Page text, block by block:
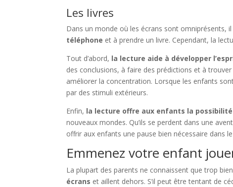
Les livres
Dans un monde où les écrans sont omniprésents,
téléphone et à prendre un livre. Cependant, la
Tout d’abord, la lecture aide à développer
des conclusions, à faire des prédictions et à
améliorer la concentration. Lorsque les enfants
par des stimuli extérieurs.
Enfin, la lecture offre aux enfants la possibilité
nouveaux mondes. Qu’ils se perdent dans une
offrir aux enfants une pause bien nécessaire dans
Emmenez votre enfant
La plupart des parents ne connaissent que trop bien
écrans et aillent dehors. S’il peut être tentant de